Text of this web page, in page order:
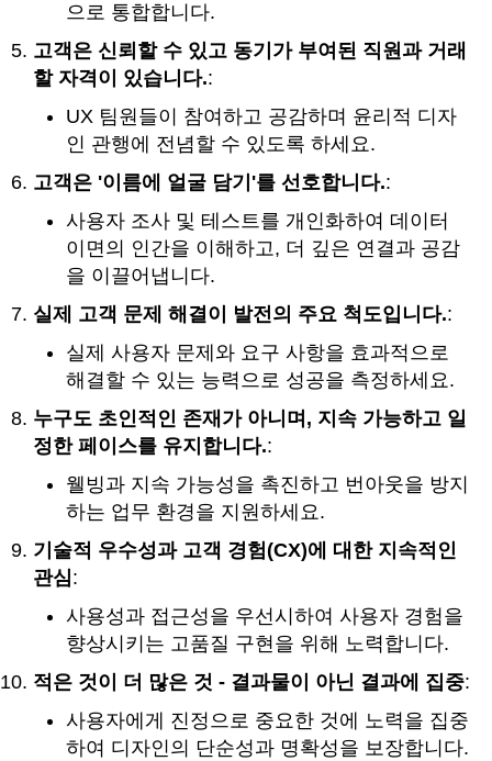
으로 통합합니다.
고객은 신뢰할 수 있고 동기가 부여된 직원과 거래
할 자격이 있습니다.:
UX 팀원들이 참여하고 공감하며 윤리적 디자
인 관행에 전념할 수 있도록 하세요.
고객은 '이름에 얼굴 담기'를 선호합니다.:
사용자 조사 및 테스트를 개인화하여 데이터
이면의 인간을 이해하고, 더 깊은 연결과 공감
을 이끌어냅니다.
실제 고객 문제 해결이 발전의 주요 척도입니다.:
실제 사용자 문제와 요구 사항을 효과적으로
해결할 수 있는 능력으로 성공을 측정하세요.
누구도 초인적인 존재가 아니며, 지속 가능하고 일
정한 페이스를 유지합니다.:
웰빙과 지속 가능성을 촉진하고 번아웃을 방지
하는 업무 환경을 지원하세요.
기술적 우수성과 고객 경험(CX)에 대한 지속적인
관심:
사용성과 접근성을 우선시하여 사용자 경험을
향상시키는 고품질 구현을 위해 노력합니다.
적은 것이 더 많은 것 - 결과물이 아닌 결과에 집중:
사용자에게 진정으로 중요한 것에 노력을 집중
하여 디자인의 단순성과 명확성을 보장합니다.